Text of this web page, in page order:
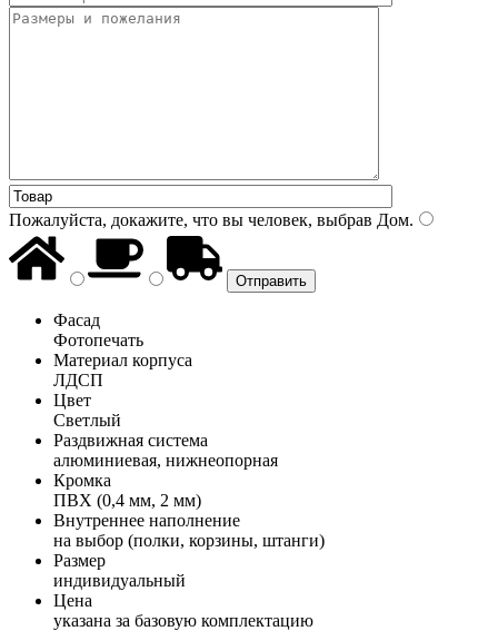
Пожалуйста, докажите, что вы человек, выбрав Дом.
Фасад
Фотопечать
Материал корпуса
ЛДСП
Цвет
Светлый
Раздвижная система
алюминиевая, нижнеопорная
Кромка
ПВХ (0,4 мм, 2 мм)
Внутреннее наполнение
на выбор (полки, корзины, штанги)
Размер
индивидуальный
Цена
указана за базовую комплектацию